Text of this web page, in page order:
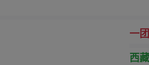
一
西